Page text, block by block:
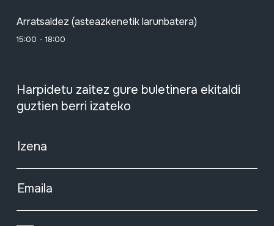
Arratsaldez (asteazkenetik larunbatera)
15:00 - 18:00
Harpidetu zaitez gure buletinera ekitaldi
guztien berri izateko
Izena
Emaila